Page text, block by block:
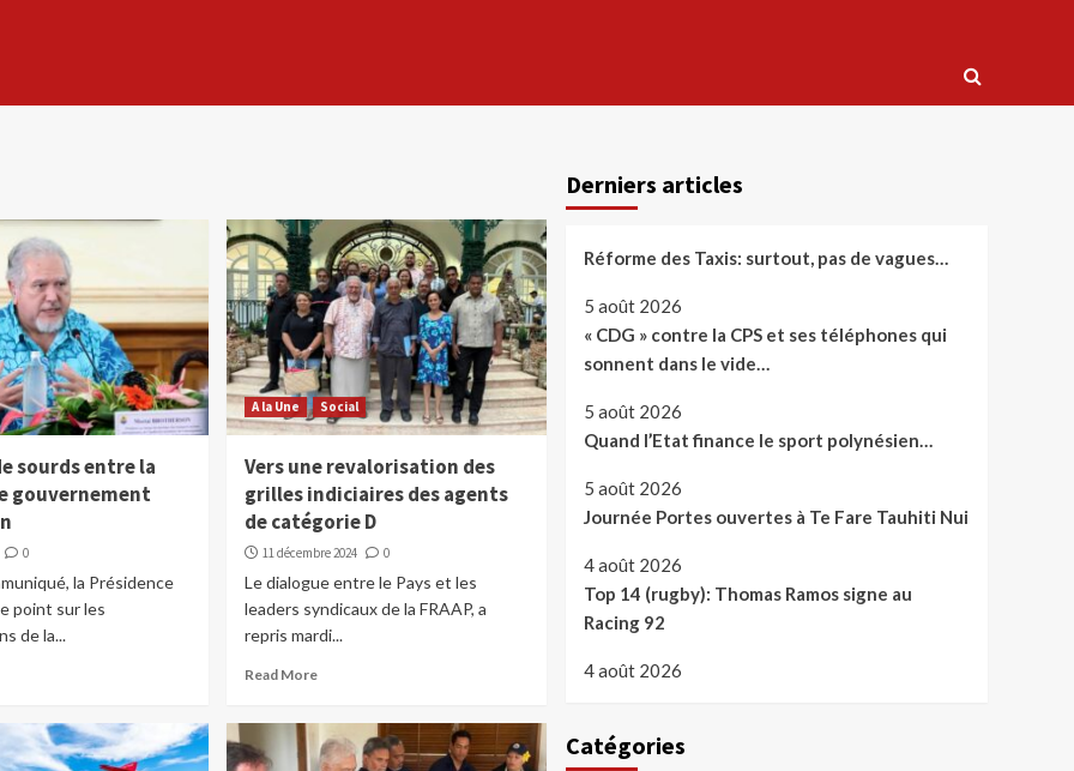
sourds entre la
gouvernement
0
la Présidence
point sur les
de la...
A la Une Social
Vers une revalorisation des
grilles indiciaires des agents
de catégorie D
11 décembre 2024 0
Le dialogue entre le Pays et les
leaders syndicaux de la FRAAP, a
repris mardi...
Read More
Derniers articles
Réforme des Taxis: surtout, pas de vagues…
5 août 2026
« CDG » contre la CPS et ses téléphones qui
sonnent dans le vide…
5 août 2026
Quand l’Etat finance le sport polynésien…
5 août 2026
Journée Portes ouvertes à Te Fare Tauhiti Nui
4 août 2026
Top 14 (rugby): Thomas Ramos signe au
Racing 92
4 août 2026
Catégories